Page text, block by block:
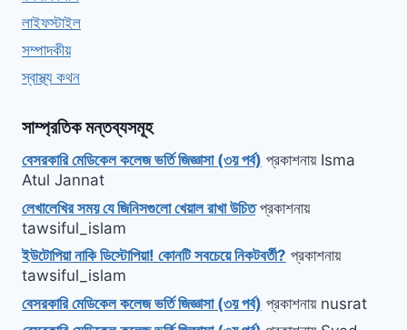
লাইফস্টাইল
সম্পাদকীয়
স্বাস্থ্য কথন
সাম্প্রতিক মন্তব্যসমূহ
বেসরকারি মেডিকেল কলেজ ভর্তি জিজ্ঞাসা (৩য় পর্ব) প্রকাশনায় Isma
Atul Jannat
লেখালেখির সময় যে জিনিসগুলো খেয়াল রাখা উচিতপ্রকাশনায়
tawsiful_islam
ইউটোপিয়া নাকি ডিস্টোপিয়া! কোনটি সবচেয়ে নিকটবর্তী? প্রকাশনায়
tawsiful_islam
বেসরকারি মেডিকেল কলেজ ভর্তি জিজ্ঞাসা (৩য় পর্ব) প্রকাশনায় nusrat